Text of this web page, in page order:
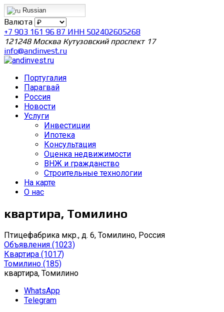
Russian
Валюта
+7 903 161 96 87 ИНН 502402605268
121248 Москва Кутузовский проспект 17
info@andinvest.ru
Португалия
Парагвай
Россия
Новости
Услуги
Инвестиции
Ипотека
Консультация
Оценка недвижимости
ВНЖ и гражданство
Строительные технологии
На карте
О нас
квартира, Томилино
Птицефабрика мкр., д. 6, Томилино, Россия
Объявления (1023)
Квартира (1017)
Томилино (185)
квартира, Томилино
WhatsApp
Telegram